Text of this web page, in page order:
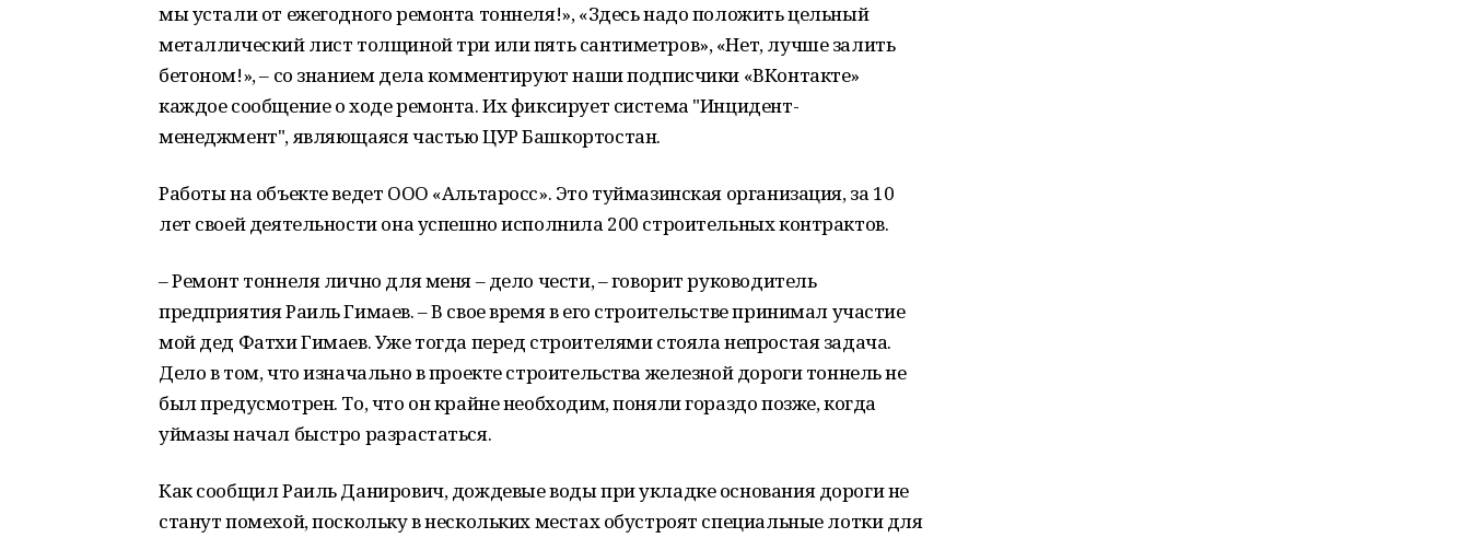
мы устали от ежегодного ремонта тоннеля!», «Здесь надо положить цельный
металлический лист толщиной три или пять сантиметров», «Нет, лучше залить
бетоном!», – со знанием дела комментируют наши подписчики «ВКонтакте»
каждое сообщение о ходе ремонта. Их фиксирует система "Инцидент-
менеджмент", являющаяся частью ЦУР Башкортостан.
Работы на объекте ведет ООО «Альтаросс». Это туймазинская организация, за 10
лет своей деятельности она успешно исполнила 200 строительных контрактов.
– Ремонт тоннеля лично для меня – дело чести, – говорит руководитель
предприятия Раиль Гимаев. – В свое время в его строительстве принимал участие
мой дед Фатхи Гимаев. Уже тогда перед строителями стояла непростая задача.
Дело в том, что изначально в проекте строительства железной дороги тоннель не
был предусмотрен. То, что он крайне необходим, поняли гораздо позже, когда
уймазы начал быстро разрастаться.
Как сообщил Раиль Данирович, дождевые воды при укладке основания дороги не
станут помехой, поскольку в нескольких местах обустроят специальные лотки для